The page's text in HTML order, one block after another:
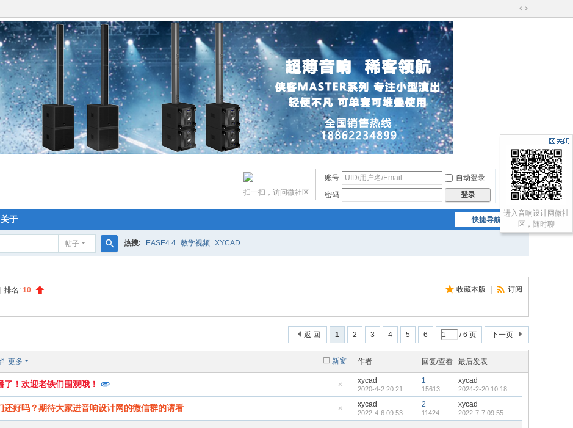
切
账号 自动登录
找回密码
密码
登录 注册
扫一扫，访问微社区
快捷导航
关于
帖子
索
热搜: EASE4.4 教学视频 XYCAD
收藏本版 订阅
排名: 10
1 2 3 4 5 6 / 6 页 下一页
返 回
新窗
更多 作者 回复/查看 最后发表
藏
置
帖
！欢迎老铁们围观哦！ xycad
2020-4-2 20:21
1
15613
xycad
2024-2-20 10:18
藏
还好吗？期待大家进音响设计网的微信群的请看 xycad
2022-4-6 09:53
2
11424
xycad
2022-7-7 09:55
进入音响设计网微社
区，随时聊